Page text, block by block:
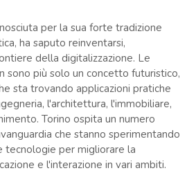
per la sua forte tradizione
ha saputo reinventarsi,
della digitalizzazione. Le
sono più solo un concetto futuristico,
sta trovando applicazioni pratiche
l'architettura, l'immobiliare,
Torino ospita un numero
che stanno sperimentando
per migliorare la
e l'interazione in vari ambiti.